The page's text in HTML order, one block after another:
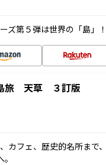
ズ第５弾は世界の「島」！
旅 天草 ３訂版
カフェ、歴史的名所まで